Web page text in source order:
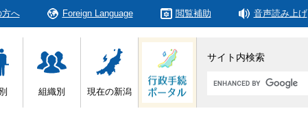
方へ Foreign Language 閲覧補助 音声読み上げ
組織別 現在の新潟
サイト内検索
Google